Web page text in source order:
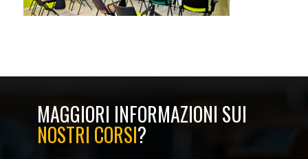
MAGGIORI INFORMAZIONI SUI
NOSTRI CORSI?